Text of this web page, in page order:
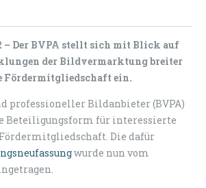
– Der BVPA stellt sich mit Blick auf
der Bildvermarktung breiter
Fördermitgliedschaft ein.
professioneller Bildanbieter (BVPA)
Beteiligungsform für interessierte
Die dafür
wurde nun vom